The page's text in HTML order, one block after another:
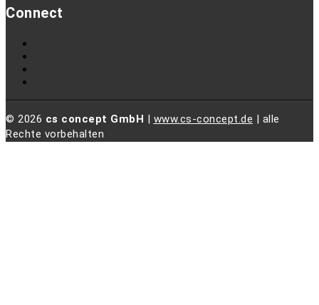
Connect
© 2026 cs concept GmbH | www.cs-concept.de | alle
Rechte vorbehalten